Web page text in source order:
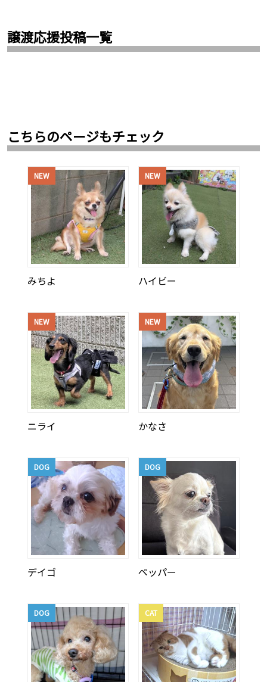
譲渡応援投稿一覧
こちらのページもチェック
NEW
みちよ
NEW
ハイビー
NEW
ニライ
NEW
かなさ
DOG
デイゴ
DOG
ペッパー
DOG CAT